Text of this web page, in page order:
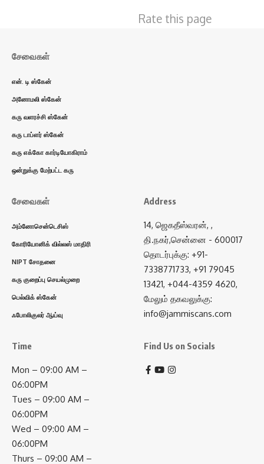
Rate this page
சேவைகள்
என். டி ஸ்கேன்
அனோமலி ஸ்கேன்
கரு வளரச்சி ஸ்கேன்
கரு டாப்ளர் ஸ்கேன்
கரு எக்கோ கார்டியோகிராம்
ஒன்றுக்கு மேற்பட்ட கரு
சேவைகள்
அம்னோசென்டெசிஸ்
கோரியோனிக் வில்லஸ் மாதிரி
NIPT சோதனை
கரு குறைப்பு செயல்முறை
பெல்விக் ஸ்கேன்
ஃபோலிகுலர் ஆய்வு
Address
14, ஜெகதீஸ்வரன், ,
தி.நகர்,சென்னை - 600017
தொடர்புக்கு: +91-
7338771733, +91 79045
13421, +044-4359 4620,
மேலும் தகவலுக்கு:
info@jammiscans.com
Time
Mon – 09:00 AM –
06:00PM
Tues – 09:00 AM –
06:00PM
Wed – 09:00 AM –
06:00PM
Thurs – 09:00 AM –
Find Us on Socials